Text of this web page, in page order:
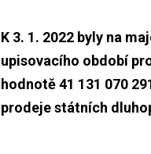
K 3. 1. 2022 byly na
upisovacího období
hodnotě 41 131 070
prodeje státních